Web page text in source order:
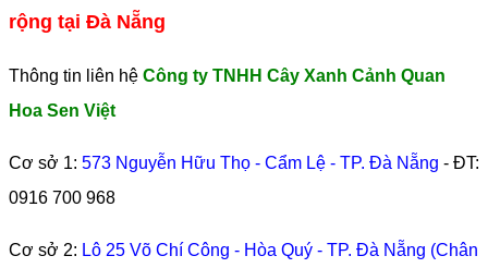
rộng tại Đà Nẵng
Thông tin liên hệ Công ty TNHH Cây Xanh Cảnh Quan
Hoa Sen Việt
Cơ sở 1: 573 Nguyễn Hữu Thọ - Cẩm Lệ - TP. Đà Nẵng - ĐT:
0916 700 968
Cơ sở 2: Lô 25 Võ Chí Công - Hòa Quý - TP. Đà Nẵng (Chân